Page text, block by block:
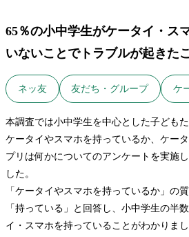
65％の小中学生がケータイ・ス
いないことでトラブルが起きた
ネッ友 友だち・グループ ケ
本調査では小中学生を中心とした子ども
ケータイやスマホを持っているか、ケー
プリは何かについてのアンケートを実施
した。
「ケータイやスマホを持っているか」の
「持っている」と回答し、小中学生の半
イ・スマホを持っていることがわかりま